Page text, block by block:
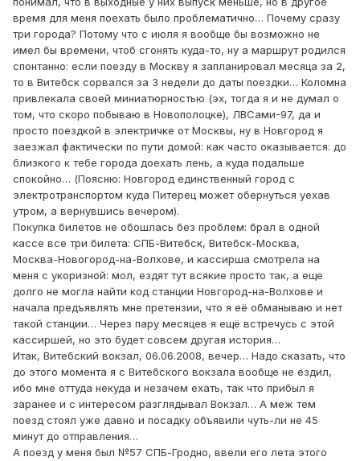
время для меня поехать было проблематично… Почему сразу
три города? Потому что с июля я вообще бы возможно не
имел бы времени, чтоб сгонять куда-то, ну а маршрут родился
спонтанно: если поезду в Москву я запланировал месяца за 2,
то в Витебск сорвался за 3 недели до даты поездки… Коломна
привлекала своей миниатюрностью (эх, тогда я и не думал о
том, что скоро побываю в Новополоцке), ЛВСами-97, да и
просто поездкой в электричке от Москвы, ну в Новгород я
заезжал фактически по пути домой: как часто оказывается: до
близкого к тебе города доехать лень, а куда подальше
спокойно… (Поясню: Новгород единственный город с
электротранспортом куда Питерец может обернуться уехав
утром, а вернувшись вечером).
Покупка билетов не обошлась без проблем: брал в одной
кассе все три билета: СПБ-Витебск, Витебск-Москва,
Москва-Новогород-на-Волхове, и кассирша смотрела на
меня с укоризной: мол, ездят тут всякие просто так, а еще
долго не могла найти код станции Новгород-на-Волхове и
начала предъявлять мне претензии, что я её обманываю и нет
такой станции… Через пару месяцев я ещё встречусь с этой
кассиршей, но это будет совсем другая история…
Итак, Витебский вокзал, 06.06.2008, вечер… Надо сказать, что
до этого момента я с Витебского вокзала вообще не ездил,
ибо мне оттуда некуда и незачем ехать, так что прибыл я
заранее и с интересом разглядывал Вокзал… А меж тем
поезд стоял уже давно и посадку объявили чуть-ли не 45
минут до отправления…
А поезд у меня был №57 СПБ-Гродно, ввели его лета этого